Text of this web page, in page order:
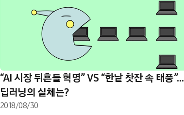
“AI 시장 뒤흔들 혁명” VS “한낱 찻잔 속 태풍”…
딥러닝의 실체는?
2018/08/30